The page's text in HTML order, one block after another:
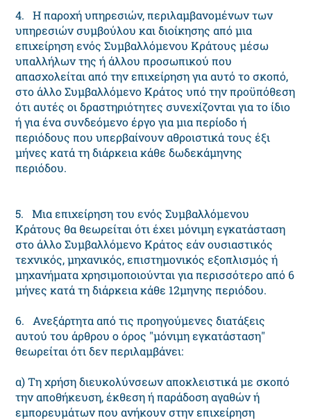
4. Η παροχή υπηρεσιών, περιλαμβανομένων των
υπηρεσιών συμβούλου και διοίκησης από μια
επιχείρηση ενός Συμβαλλόμενου Κράτους μέσω
υπαλλήλων της ή άλλου προσωπικού που
απασχολείται από την επιχείρηση για αυτό το σκοπό,
στο άλλο Συμβαλλόμενο Κράτος υπό την προϋπόθεση
ότι αυτές οι δραστηριότητες συνεχίζονται για το ίδιο
ή για ένα συνδεόμενο έργο για μια περίοδο ή
περιόδους που υπερβαίνουν αθροιστικά τους έξι
μήνες κατά τη διάρκεια κάθε δωδεκάμηνης
περιόδου.
5. Μια επιχείρηση του ενός Συμβαλλόμενου
Κράτους θα θεωρείται ότι έχει μόνιμη εγκατάσταση
στο άλλο Συμβαλλόμενο Κράτος εάν ουσιαστικός
τεχνικός, μηχανικός, επιστημονικός εξοπλισμός ή
μηχανήματα χρησιμοποιούνται για περισσότερο από 6
μήνες κατά τη διάρκεια κάθε 12μηνης περιόδου.
6. Ανεξάρτητα από τις προηγούμενες διατάξεις
αυτού του άρθρου ο όρος "μόνιμη εγκατάσταση"
θεωρείται ότι δεν περιλαμβάνει:
α) Τη χρήση διευκολύνσεων αποκλειστικά με σκοπό
την αποθήκευση, έκθεση ή παράδοση αγαθών ή
εμπορευμάτων που ανήκουν στην επιχείρηση